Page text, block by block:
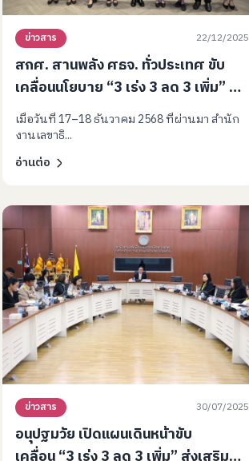
ข่าวสาร 22/12/2025
สกศ. สานพลัง ศธจ. ทั่วประเทศ ขับ
เคลื่อนนโยบาย “3 เร่ง 3 ลด 3 เพิ่ม” สู้
ภาวะเด็กติดจอ ชูระบบ ECD WEB APP
ฐานข้อมูลกลางเด็กปฐมวัย
เมื่อวันที่ 17–18 ธันวาคม 2568 ที่ผ่านมา สำนัก
งานเลขาธิ...
อ่านต่อ
ข่าวสาร 30/07/2025
อนุปฐมวัย เปิดแผนเดินหน้าขับ